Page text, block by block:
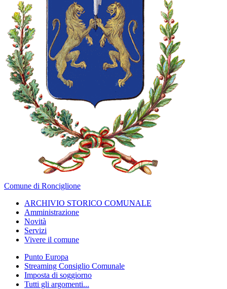
Comune di Ronciglione
ARCHIVIO STORICO COMUNALE
Amministrazione
Novità
Servizi
Vivere il comune
Punto Europa
Streaming Consiglio Comunale
Imposta di soggiorno
Tutti gli argomenti...